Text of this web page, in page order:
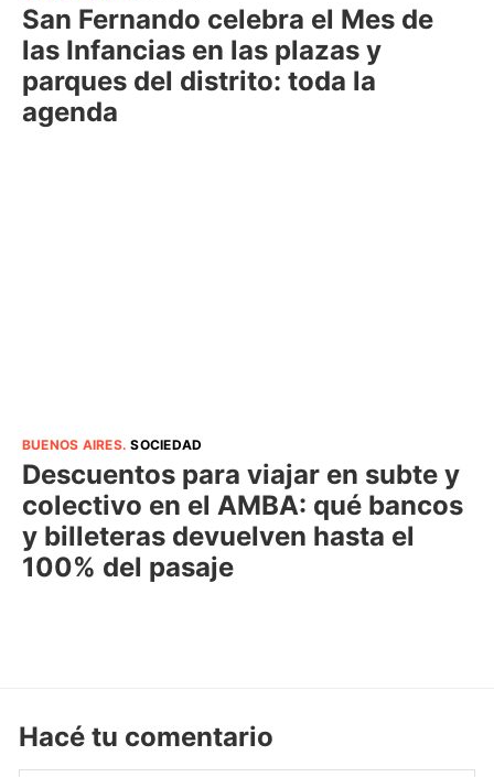
San Fernando celebra el Mes de
las Infancias en las plazas y
parques del distrito: toda la
agenda
BUENOS AIRES.SOCIEDAD
Descuentos para viajar en subte y
colectivo en el AMBA: qué bancos
y billeteras devuelven hasta el
100% del pasaje
Hacé tu comentario